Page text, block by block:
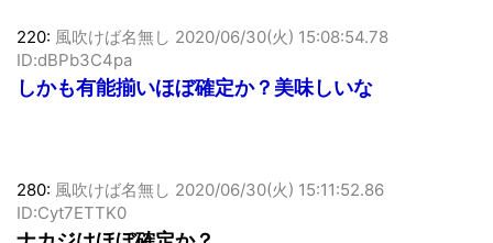
220:風吹けば名無し
ID:dBPb3C4pa
しかも有能揃いほぼ確定か？美味しいな
280:風吹けば名無し
ID:Cyt7ETTK0